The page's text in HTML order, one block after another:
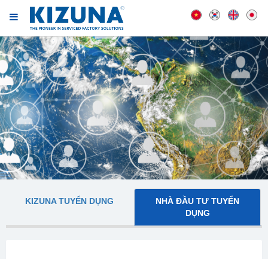
KIZUNA TUYỂN DỤNG
NHÀ ĐẦU TƯ TUYỂN
DỤNG